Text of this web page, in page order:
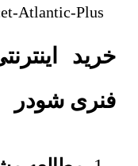
Atlantic-Plus
خرید
فنری شودر